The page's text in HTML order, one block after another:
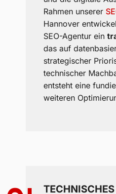
Rahmen unserer
Hannover
SEO-Agentur ein
das auf
strategischer
technischer
entsteht eine
weiteren